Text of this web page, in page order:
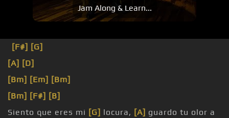
Jam Along & Learn...
[F#] [G]
[A] [D]
[Bm] [Em] [Bm]
[Bm] [F#] [B]
Siento que eres mi [G] locura, [A] guardo tu olor a